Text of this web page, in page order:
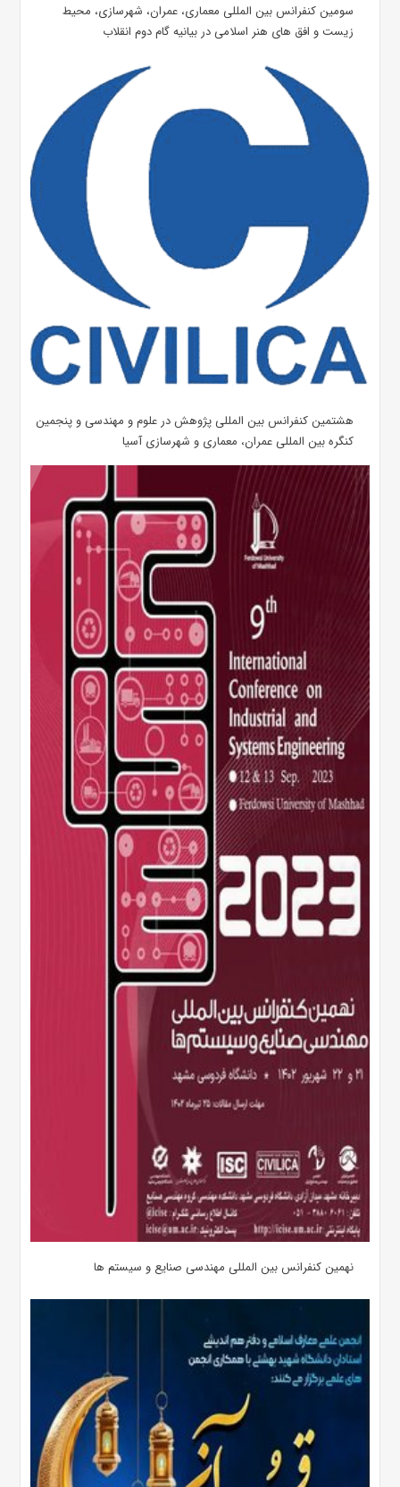
سومین کنفرانس بین المللی معماری، عمران، شهرسازی، محیط
زیست و افق های هنر اسلامی در بیانیه گام دوم انقلاب
هشتمین کنفرانس بین المللی پژوهش در علوم و مهندسی و پنجمین
کنگره بین المللی عمران، معماری و شهرسازی آسیا
نهمین کنفرانس بین المللی مهندسی صنایع و سیستم­ ها